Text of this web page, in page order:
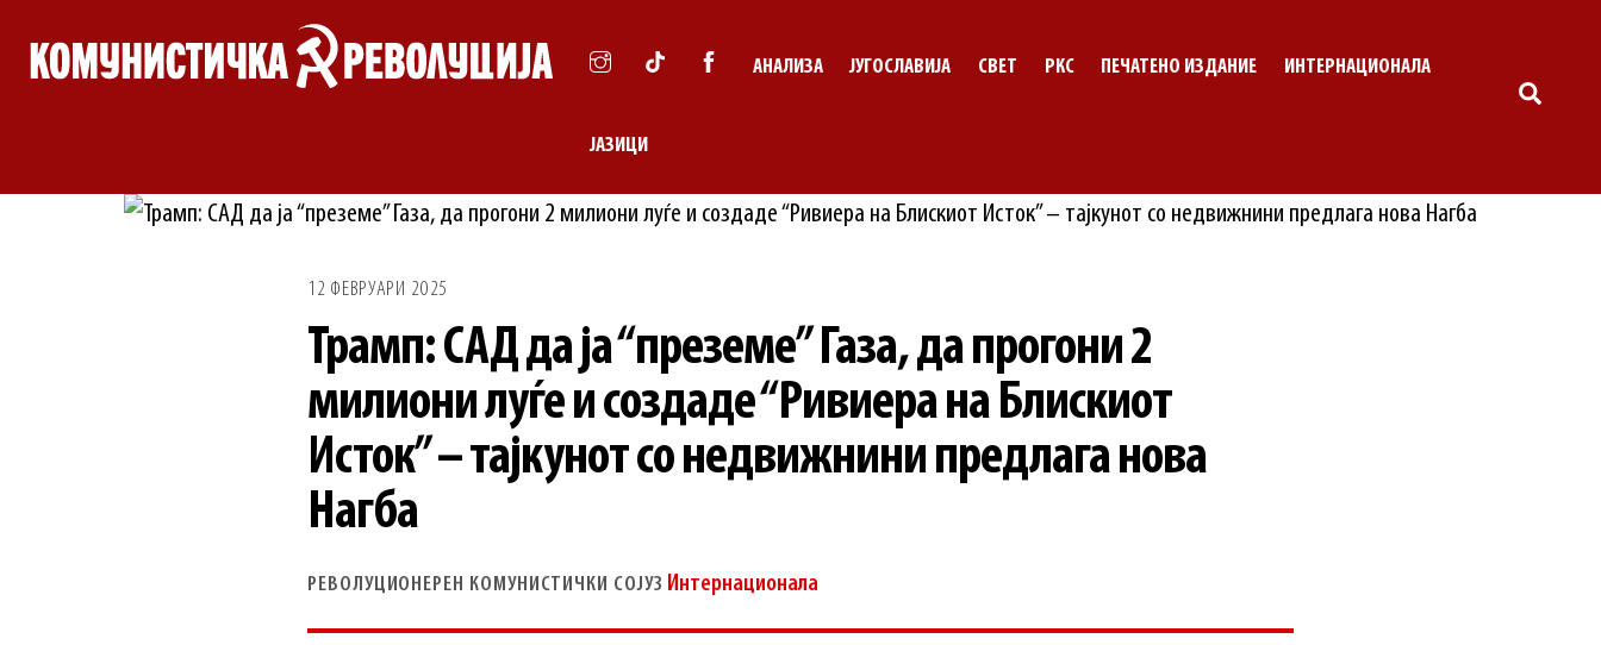
АНАЛИЗА ЈУГОСЛАВИЈА СВЕТ РКС ПЕЧАТЕНО ИЗДАНИЕ ИНТЕРНАЦИОНАЛА
ЈАЗИЦИ
12 ФЕВРУАРИ 2025
Трамп: САД да ја “преземе” Газа, да прогони 2
милиони луѓе и создаде “Ривиера на Блискиот
Исток” – тајкунот со недвижнини предлага нова
Нагба
РЕВОЛУЦИОНЕРЕН КОМУНИСТИЧКИ СОЈУЗ Интернационала